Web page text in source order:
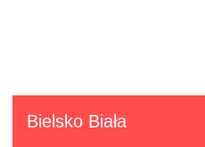
Bielsko Biała